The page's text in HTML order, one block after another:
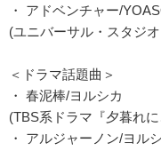
・ アドベンチャー/
(ユニバーサル・スタジ
＜ドラマ話題曲＞
・ 春泥棒/ヨルシカ
(TBS系ドラマ『夕暮れ
・ アルジャーノン/ヨル